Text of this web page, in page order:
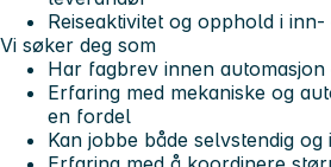
Reiseaktivitet og opphold i
Vi søker deg som
Har fagbrev innen
Erfaring med mekaniske og
en fordel
Kan jobbe både selvstendig og